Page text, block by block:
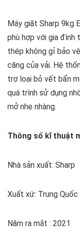
Máy giặt Sharp 9kg
phù hợp với gia đình
thép không gỉ bảo
căng của vải. Hệ
trợ loại bỏ vết bẩn
quá trình sử dụng
mở nhẹ nhàng.
Thông số kĩ thuật
Nhà sản xuất: Sharp
Xuất xứ: Trung Quốc
Năm ra mắt : 2021